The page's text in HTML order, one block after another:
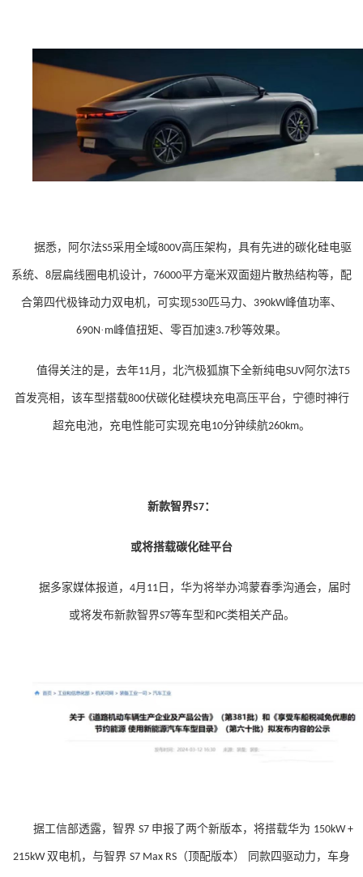
据悉，阿尔法S5采用全域800V高压架构，具有先进的碳化硅电驱
系统、 8层扁线圈电机设计， 76000平方毫米双面翅片散热结构等，配
合第四代极锋动力双电机，可实现530 匹马力、 390kW峰值功率、
690N · m峰值扭矩、零百加速3.7秒等效果。
值得关注的是，去年11月，北汽极狐旗下全新纯电SUV阿尔法T5
首发亮相，该车型搭载800伏碳化硅模块充电高压平台，宁德时神行
超充电池，充电性能可实现充电10分钟续航260km。
新款智界S7：
或将搭载碳化硅平台
据多家媒体报道， 4月 11 日，华为将举办鸿蒙春季沟通会，届时
或将发布新款智界S7等车型和 PC类相关产品。
据工信部透露，智界 S7 申报了两个新版本，将搭载华为 150kW +
215kW 双电机，与智界 S7 Max RS （顶配版本） 同款四驱动力，车身